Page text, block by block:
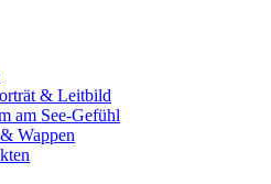
& Leitbild
am See-Gefühl
Wappen